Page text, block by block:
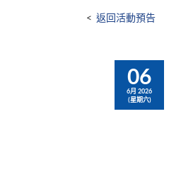
< 返回活動預告
06
6月 2026
(星期六)